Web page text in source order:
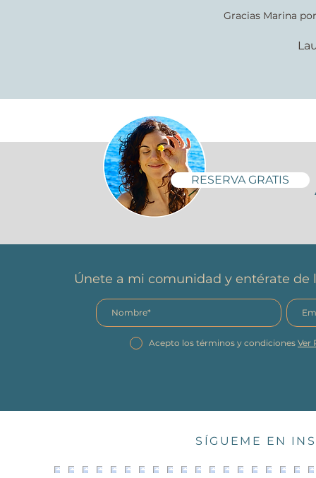
Gracias Marina
RESERVA GRATIS
Únete a mi comunidad y entérate de
Acepto los términos y condiciones Ver
SÍGUEME EN